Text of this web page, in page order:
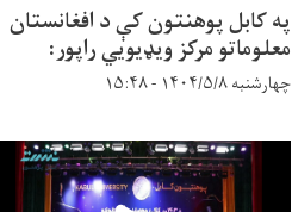
په کابل پوهنتون کې د افغانستان
معلوماتو مرکز ویډیويي راپور:
چهارشنبه ۱۴۰۴/۵/۸ - ۱۵:۴۸